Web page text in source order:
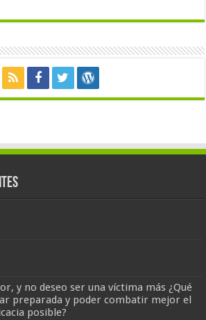
y no deseo ser una víctima más ¿Qué
preparada y poder combatir mejor el
posible?